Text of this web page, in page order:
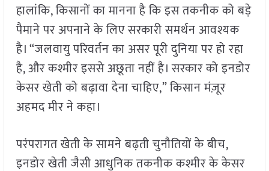
हालांकि, किसानों का मानना है कि इस तकनीक को बड़े
पैमाने पर अपनाने के लिए सरकारी समर्थन आवश्यक
है। “जलवायु परिवर्तन का असर पूरी दुनिया पर हो रहा
है, और कश्मीर इससे अछूता नहीं है। सरकार को इनडोर
केसर खेती को बढ़ावा देना चाहिए,” किसान मंज़ूर
अहमद मीर ने कहा।
परंपरागत खेती के सामने बढ़ती चुनौतियों के बीच,
इनडोर खेती जैसी आधुनिक तकनीक कश्मीर के केसर